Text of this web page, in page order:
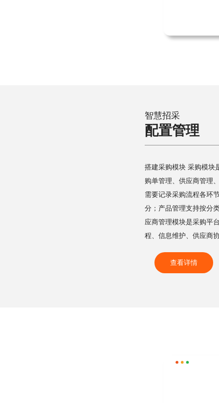
智慧招采
配置管理
搭建采购模块 采购模块是采购平台的核心功能模块，系统需要开发采
购单管理、供应商管理
需要记录采购流程各环
分；产品管理支持按分类录入产品
应商管理模块是采购平
程、信息维护、供应商
配情况，为后续评级提
查看详情